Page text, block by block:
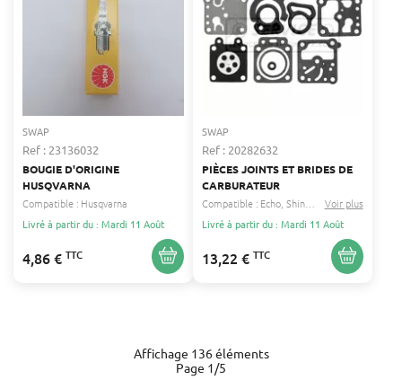
SWAP
Ref : 23136032
BOUGIE D'ORIGINE
HUSQVARNA
Compatible : Husqvarna
Livré à partir du : Mardi 11 Août
4,86 € TTC
SWAP
Ref : 20282632
PIÈCES JOINTS ET BRIDES DE
CARBURATEUR
Compatible : Echo Shindaiwa ...
Voir plus
Livré à partir du : Mardi 11 Août
13,22 € TTC
Affichage 136 éléments
Page 1/5